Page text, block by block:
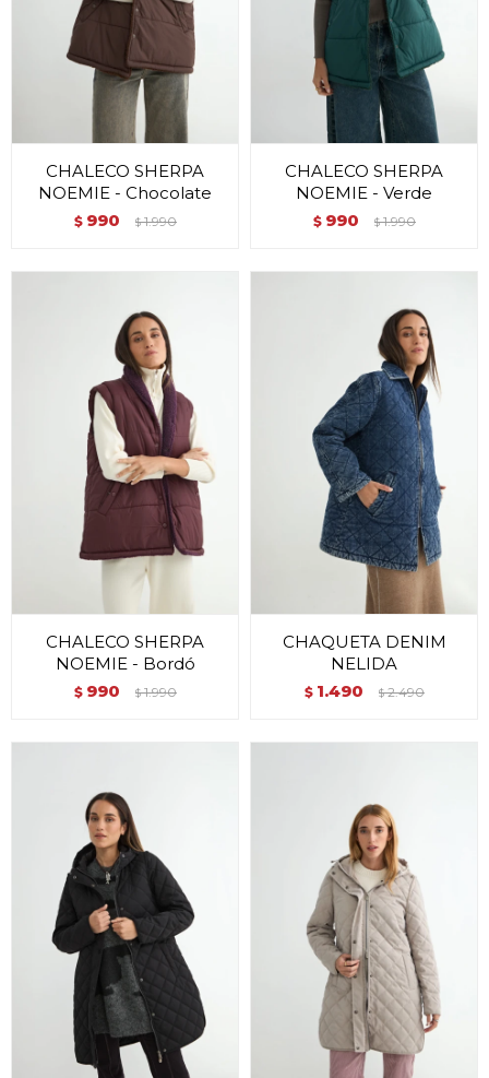
CHALECO SHERPA
NOEMIE - Chocolate
$ 990 $ 1.990
CHALECO SHERPA
NOEMIE - Verde
$ 990 $ 1.990
CHALECO SHERPA
NOEMIE - Bordó
$ 990 $ 1.990
CHAQUETA DENIM
NELIDA
$ 1.490 $ 2.490